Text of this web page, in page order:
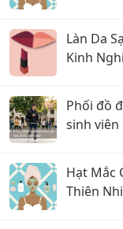
Làn Da
Kinh
Phối đồ
sinh viên
Hạt Mắc
Thiên